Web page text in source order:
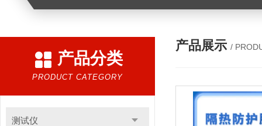
产品分类
PRODUCT CATEGORY
测试仪
产品展示 /